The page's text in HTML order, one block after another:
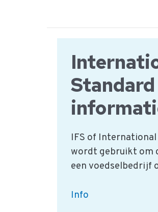
IFS of International
wordt gebruikt om
een voedselbedrijf
International
Info